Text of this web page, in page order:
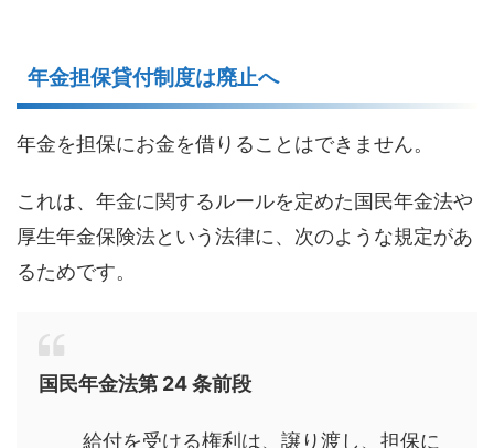
年金担保貸付制度は廃止へ
年金を担保にお金を借りることはできません。
これは、年金に関するルールを定めた国民年金法や
厚生年金保険法という法律に、次のような規定があ
るためです。
国民年金法第 24 条前段
給付を受ける権利は、譲り渡し、 担保に